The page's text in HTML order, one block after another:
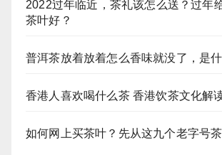
2022过年临近，茶礼该怎么送？过年
茶叶好？
普洱茶放着放着怎么香味就没了，是
香港人喜欢喝什么茶 香港饮茶文化解
如何网上买茶叶？先从这九个老字号茶